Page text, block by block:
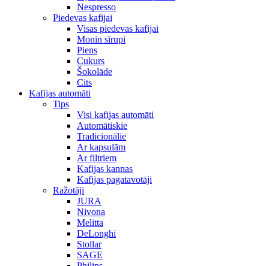
Nespresso
Piedevas kafijai
Visas piedevas kafijai
Monin sīrupi
Piens
Cukurs
Šokolāde
Cits
Kafijas automāti
Tips
Visi kafijas automāti
Automātiskie
Tradicionālie
Ar kapsulām
Ar filtriem
Kafijas kannas
Kafijas pagatavotāji
Ražotāji
JURA
Nivona
Melitta
DeLonghi
Stollar
SAGE